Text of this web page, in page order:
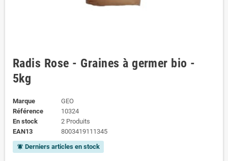
Radis Rose - Graines à germer bio -
5kg
Marque
GEO
Référence
10324
En stock
2 Produits
EAN13
8003419111345
notifications_active Derniers articles en stock